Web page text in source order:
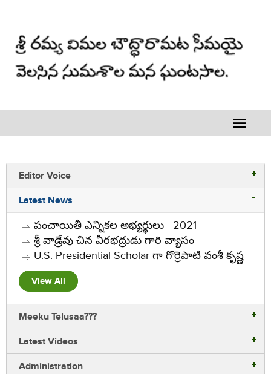
Editor Voice
Latest News
పంచాయితీ ఎన్నికల అభ్యర్ధులు - 2021
శ్రీ వాడ్రేవు చిన వీరభద్రుడు గారి వ్యాసం
U.S. Presidential Scholar గా గొర్రెపాటి వంశీ కృష్ణ
View All
Meeku Telusaa???
Latest Videos
Administration